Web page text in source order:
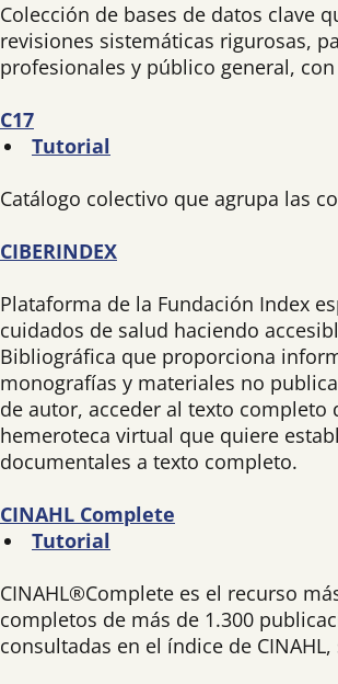
Colección de bases de datos clave
revisiones sistemáticas rigurosas,
profesionales y público general,
C17
Tutorial
Catálogo colectivo que agrupa las
CIBERINDEX
Plataforma de la Fundación Index
cuidados de salud haciendo
Bibliográfica que proporciona
monografías y materiales no
de autor, acceder al texto completo
hemeroteca virtual que quiere
documentales a texto completo.
CINAHL Complete
Tutorial
CINAHL®Complete es el recurso
completos de más de 1.300
consultadas en el índice de